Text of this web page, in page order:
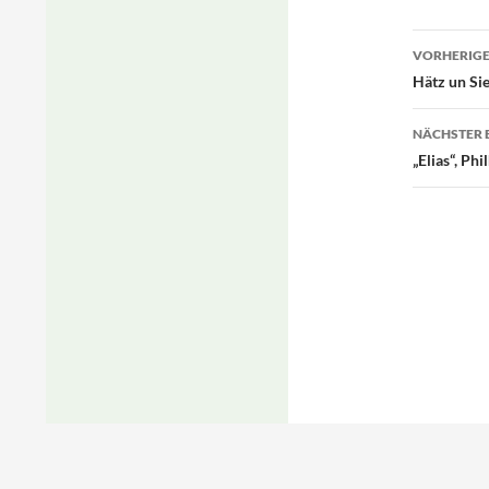
Hätz un
NÄCHSTER
„Elias“,